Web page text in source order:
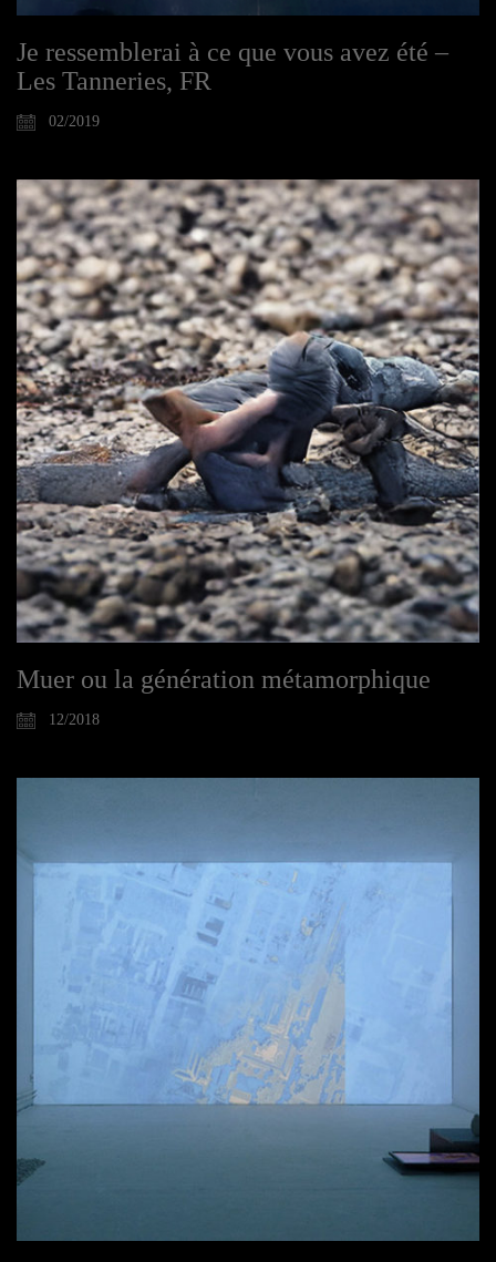
Je ressemblerai à ce que vous avez été –
Les Tanneries, FR
02/2019
Muer ou la génération métamorphique
12/2018